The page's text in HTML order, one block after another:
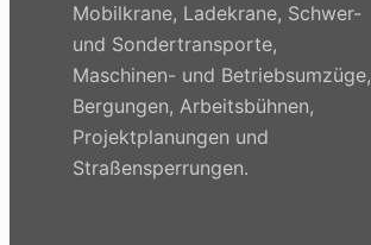
Mobilkrane, Ladekrane, Schwer-
und Sondertransporte,
Maschinen- und Betriebsumzüge,
Bergungen, Arbeitsbühnen,
Projektplanungen und
Straßensperrungen.